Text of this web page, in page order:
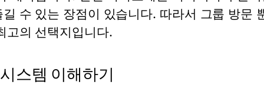
수 있는 장점이 있습니다. 따라서 그룹 방문
고의 선택지입니다.
스템 이해하기